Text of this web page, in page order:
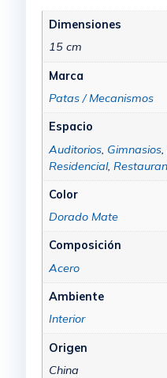
Dimensiones
15 cm
Marca
Patas / Mecanismos
Espacio
Auditorios, Gimnasios,
Residencial,
Color
Dorado Mate
Composición
Acero
Ambiente
Interior
Origen
China